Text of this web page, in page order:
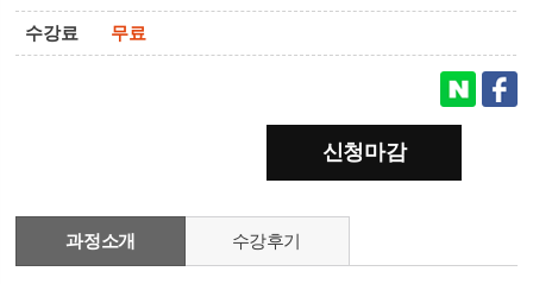
수강료 무료
신청마감
과정소개 수강후기